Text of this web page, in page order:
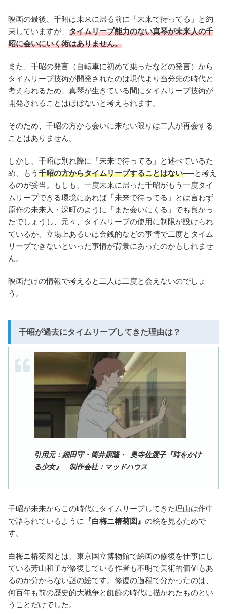
映画の最後、千昭は未来に帰る前に「未来で待ってる」と約
束していますが、 タイムリープ能力のない真琴が未来人の千
昭に会いにいく術はありません。
また、千昭の発言（自転車に初めて乗ったなどの発言）から
タイムリープ技術が開発されたのは現代より当分先の時代と
考えられるため、真琴が生きている間にタイムリープ技術が
開発されることはほぼないと考えられます。
そのため、千昭の方から会いに来ない限りは二人が再会する
ことはありません。
しかし、千昭は別れ際に「未来で待ってる」と述べているた
め、もう 千昭の方からタイムリープすることはない──と考え
るのが妥当。もしも、一度未来に帰った千昭がもう一度タイ
ムリープできる環境にあれば「未来で待ってる」とは言わず
原作の未来人・深町のように「また会いにくる」でも良かっ
たでしょうし、元々、タイムリープの使用に制限が設けられ
ているか、立場上あるいは金銭的などの事情で二度とタイム
リープできないといった事情が背景にあったのかもしれませ
ん。
映画だけの情報で考えると二人は二度と会えないのでしょ
う。
千昭が過去にタイムリープしてきた理由は？
引用元：細田守・筒井康隆・ 奥寺佐渡子『時をかけ
る少女』 制作会社：マッドハウス
千昭が未来からこの時代にタイムリープしてきた理由は作中
で語られているように
『白梅ニ椿菊図』 の絵を見るためで
す。
白梅ニ椿菊図とは、東京国立博物館で絵画の修復を仕事にし
ている芳山和子が修復している作者も不明で美術的価値もあ
るのか分からない謎の絵です。修復の過程で分かったのは、
何百年も前の歴史的大戦争と飢饉の時代に描かれたものとい
うことだけでした。